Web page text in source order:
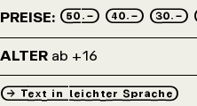
PREISE: 50.– 40.– 30.–
ALTER ab +16
→_Text_in_leichter_Sprache